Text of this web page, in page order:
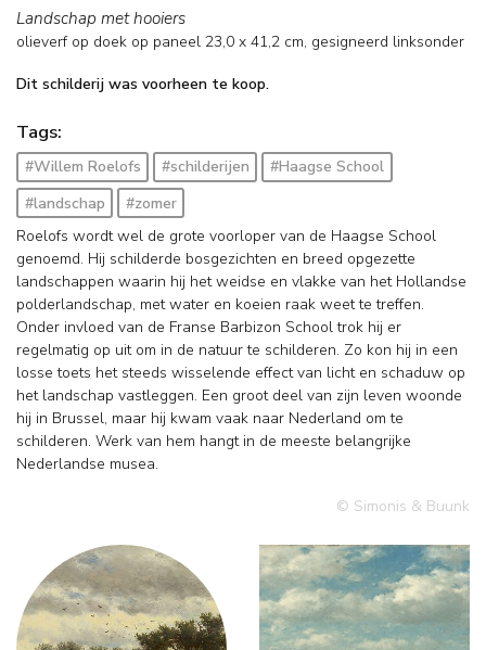
Landschap met hooiers
olieverf op doek op paneel 23,0 x 41,2 cm, gesigneerd linksonder
Dit schilderij was voorheen te koop.
Tags:
#Willem Roelofs #schilderijen
#Haagse School
#landschap
#zomer
Roelofs wordt wel de grote voorloper van de Haagse School
genoemd. Hij schilderde bosgezichten en breed opgezette
landschappen waarin hij het weidse en vlakke van het Hollandse
polderlandschap, met water en koeien raak weet te treffen.
Onder invloed van de Franse Barbizon School trok hij er
regelmatig op uit om in de natuur te schilderen. Zo kon hij in een
losse toets het steeds wisselende effect van licht en schaduw op
het landschap vastleggen. Een groot deel van zijn leven woonde
hij in Brussel, maar hij kwam vaak naar Nederland om te
schilderen. Werk van hem hangt in de meeste belangrijke
Nederlandse musea.
© Simonis & Buunk